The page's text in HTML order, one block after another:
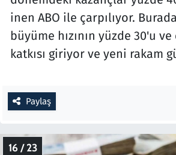
inen ABO ile çarpılıyor.
büyüme hızının yüzde 30'u
katkısı giriyor ve yeni rakam
Paylaş
16 / 23